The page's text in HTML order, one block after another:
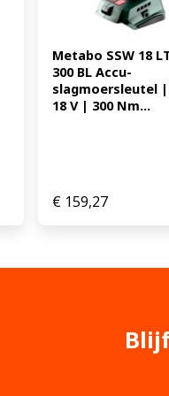
Metabo SSW 18
300 BL Accu-
slagmoersleutel |
18 V | 300 Nm...
€ 159,27